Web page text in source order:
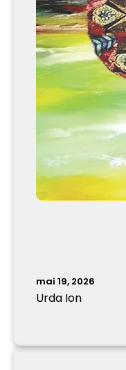
mai 19, 2026
Urda Ion